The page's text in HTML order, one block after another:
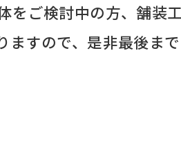
をご検討中の方、舗装
すので、是非最後まで